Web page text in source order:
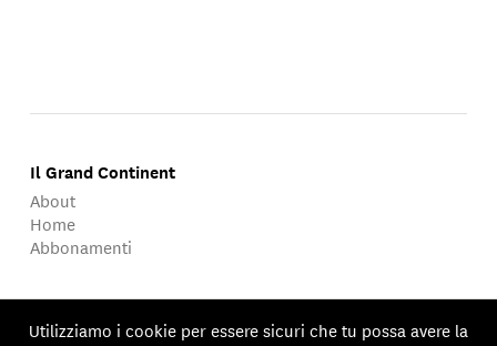
Il Grand Continent
About
Home
Abbonamenti
About
Utilizziamo i cookie per essere sicuri che tu possa avere la